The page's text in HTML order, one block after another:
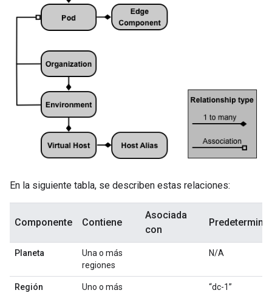
En la siguiente tabla, se describen estas relaciones:
Componente Contiene
Asociada
con
Planeta
Una o más
regiones
N/A
Región
Uno o más
“dc-1”